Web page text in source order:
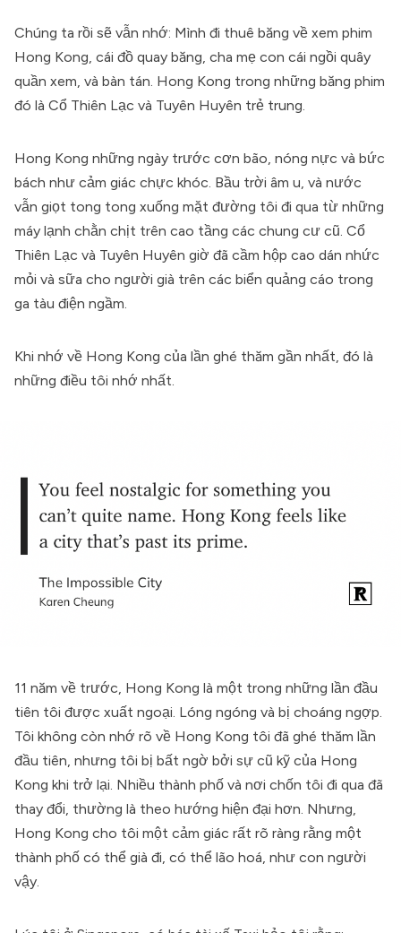
Chúng ta rồi sẽ vẫn nhớ: Mình đi thuê băng về xem phim
Hong Kong, cái đồ quay băng, cha mẹ con cái ngồi quây
quần xem, và bàn tán. Hong Kong trong những băng phim
đó là Cổ Thiên Lạc và Tuyên Huyên trẻ trung.
Hong Kong những ngày trước cơn bão, nóng nực và bức
bách như cảm giác chực khóc. Bầu trời âm u, và nước
vẫn giọt tong tong xuống mặt đường tôi đi qua từ những
máy lạnh chằn chịt trên cao tầng các chung cư cũ. Cổ
Thiên Lạc và Tuyên Huyên giờ đã cầm hộp cao dán nhức
mỏi và sữa cho người già trên các biển quảng cáo trong
ga tàu điện ngầm.
Khi nhớ về Hong Kong của lần ghé thăm gần nhất, đó là
những điều tôi nhớ nhất.
11 năm về trước, Hong Kong là một trong những lần đầu
tiên tôi được xuất ngoại. Lóng ngóng và bị choáng ngợp.
Tôi không còn nhớ rõ về Hong Kong tôi đã ghé thăm lần
đầu tiên, nhưng tôi bị bất ngờ bởi sự cũ kỹ của Hong
Kong khi trở lại. Nhiều thành phố và nơi chốn tôi đi qua đã
thay đổi, thường là theo hướng hiện đại hơn. Nhưng,
Hong Kong cho tôi một cảm giác rất rõ ràng rằng một
thành phố có thể già đi, có thể lão hoá, như con người
vậy.